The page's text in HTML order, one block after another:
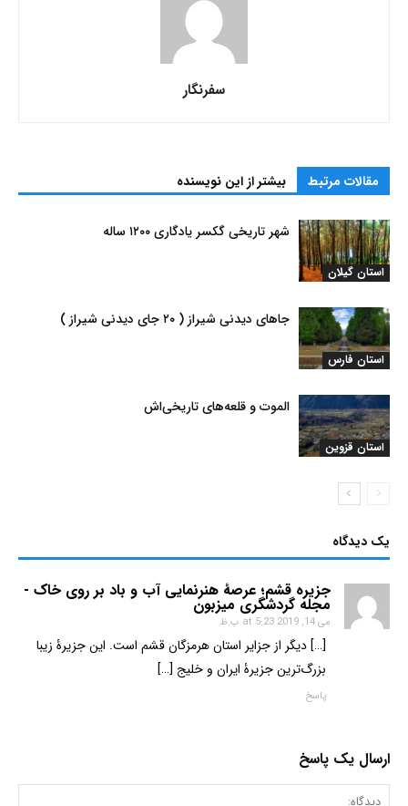
سفرنگار
مقالات مرتبط بیشتر از این نویسنده
استان گیلان
شهر تاریخی گکسر یادگاری ۱۲۰۰ ساله
استان فارس
جاهای دیدنی شیراز ( ۲۰ جای دیدنی شیراز )
استان قزوین
الموت و قلعه‌های تاریخی‌اش
یک دیدگاه
جزیره قشم؛ عرصۀ هنرنمایی آب و باد بر روی خاک -
مجله گردشگری میزبون
می 14, 2019 at 5:23 ب.ظ
[…] دیگر از جزایر استان هرمزگان قشم است. این جزیرۀ زیبا
بزرگ‌ترین جزیرۀ ایران و خلیج […]
پاسخ
ارسال یک پاسخ